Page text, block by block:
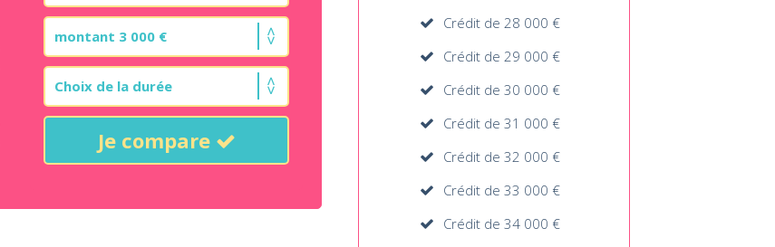
Je compare
Crédit de 28 000 €
Crédit de 29 000 €
Crédit de 30 000 €
Crédit de 31 000 €
Crédit de 32 000 €
Crédit de 33 000 €
Crédit de 34 000 €